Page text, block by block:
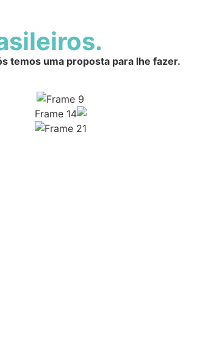
temos uma proposta para lhe fazer.